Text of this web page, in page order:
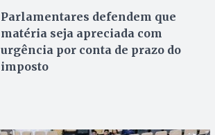
Parlamentares defendem que
matéria seja apreciada com
urgência por conta de prazo do
imposto